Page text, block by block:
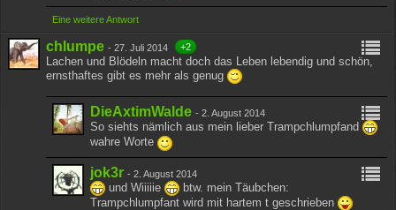
Eine weitere Antwort
chlumpe -27. Juli 2014 +2
Lachen und Blödeln macht doch das Leben lebendig und schön,
ernsthaftes gibt es mehr als genug
DieAxtimWalde -2. August 2014
So siehts nämlich aus mein lieber Trampchlumpfand
wahre Worte
jok3r -2. August 2014
und Wiiiiie
btw. mein Täubchen:
Trampchlumpfant wird mit hartem t geschrieben